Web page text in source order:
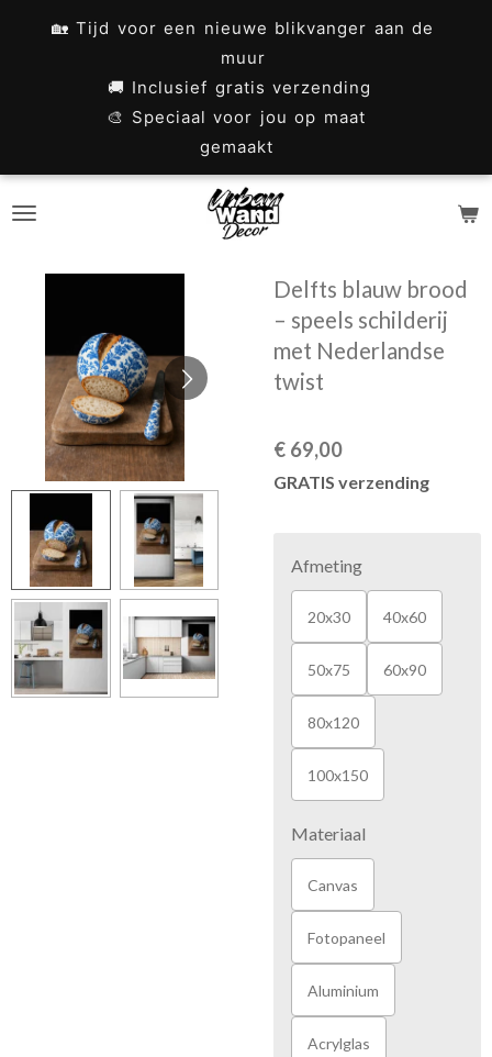
🏡 Tijd voor een nieuwe blikvanger aan de
muur
🚚 Inclusief gratis verzending
🎨 Speciaal voor jou op maat
gemaakt
Delfts blauw brood
– speels schilderij
met Nederlandse
twist
€ 69,00
GRATIS verzending
Afmeting
20x30 40x60
50x75 60x90
80x120
100x150
Materiaal
Canvas
Fotopaneel
Aluminium
Acrylglas